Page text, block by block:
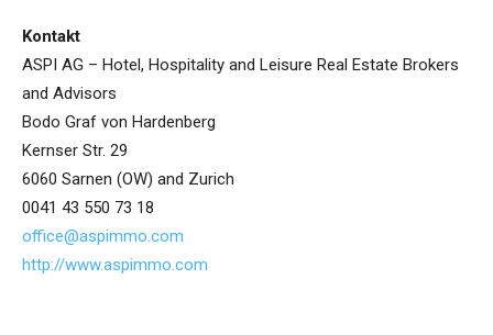
Kontakt
ASPI AG – Hotel, Hospitality and Leisure Real Estate Brokers
and Advisors
Bodo Graf von Hardenberg
Kernser Str. 29
6060 Sarnen (OW) and Zurich
0041 43 550 73 18
office@aspimmo.com
http://www.aspimmo.com